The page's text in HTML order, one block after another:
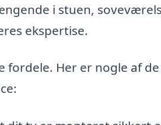
i stuen,
ekspertise.
Her er nogle af